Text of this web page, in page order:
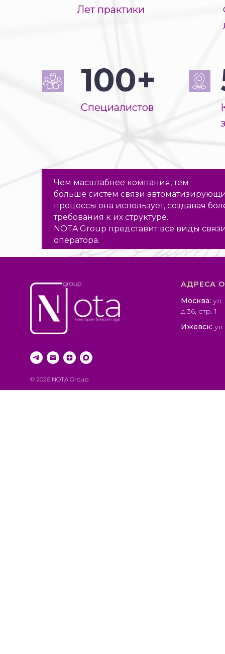
100+
Лет практики
Специалистов
Чем масштабнее компания, тем
больше систем связи
процессы она использует, создавая
требования к их структуре.
NOTA Group представит все виды
оператора.
© 2026 NOTA Group
АДРЕСА
Москва:
д.36, стр. 1
Ижевск: